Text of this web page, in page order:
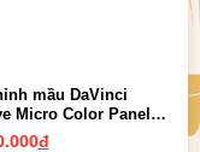
mầu DaVinci
Micro Color Panel
hãng
đ